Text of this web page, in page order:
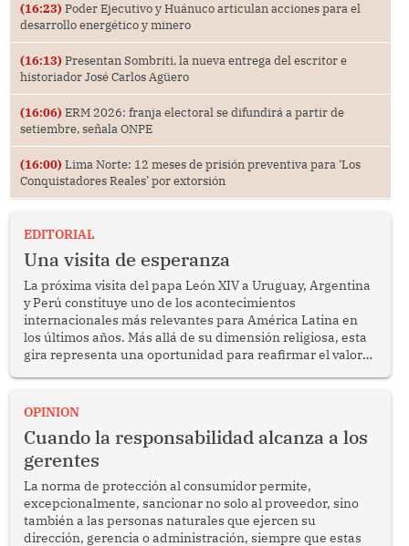
(16:23) Poder Ejecutivo y Huánuco articulan acciones para el
desarrollo energético y minero
(16:13) Presentan Sombriti, la nueva entrega del escritor e
historiador José Carlos Agüero
(16:06) ERM 2026: franja electoral se difundirá a partir de
setiembre, señala ONPE
(16:00) Lima Norte: 12 meses de prisión preventiva para ‘Los
Conquistadores Reales’ por extorsión
EDITORIAL
Una visita de esperanza
La próxima visita del papa León XIV a Uruguay, Argentina
y Perú constituye uno de los acontecimientos
internacionales más relevantes para América Latina en
los últimos años. Más allá de su dimensión religiosa, esta
gira representa una oportunidad para reafirmar el valor
enfrenta desafíos en materia de desarrollo, cohesión
OPINION
Cuando la responsabilidad alcanza a los
gerentes
La norma de protección al consumidor permite,
excepcionalmente, sancionar no solo al proveedor, sino
también a las personas naturales que ejercen su
dirección, gerencia o administración, siempre que estas